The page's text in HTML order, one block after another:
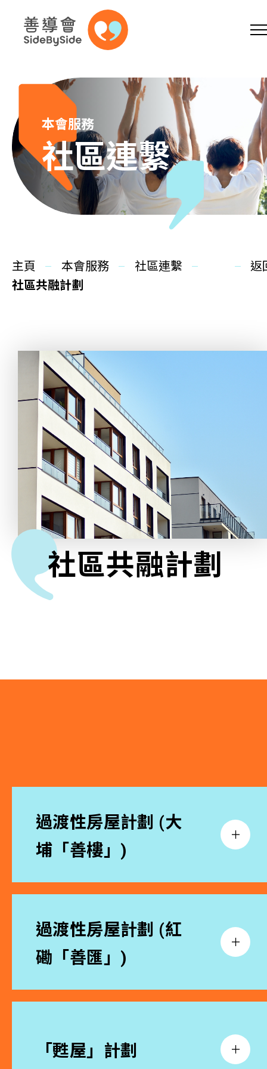
跳到內容（按回車鍵）
A A EN 简
主頁
更生同行
社區教育
多元共融
社區連繫
同你講故事
慈善活動
其他活動及消息
相關報導
關於本會
本會服務
社區連繫
主頁 本會服務
社區連繫
社區共融計劃
返
社區共融計劃
過渡性房屋計劃 (大
埔「善樓」)
過渡性房屋計劃 (紅
磡「善匯」)
「甦屋」計劃